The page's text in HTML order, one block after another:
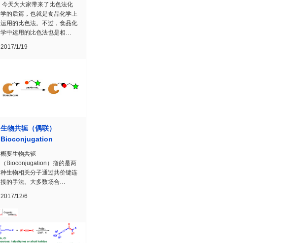
今天为大家带来了比色法化
学的后篇，也就是食品化学上
运用的比色法。不过，食品化
学中运用的比色法也是相…
2017/1/19
生物共轭（偶联）
Bioconjugation
概要生物共轭
（Bioconjugation）指的是两
种生物相关分子通过共价键连
接的手法。大多数场合…
2017/12/6